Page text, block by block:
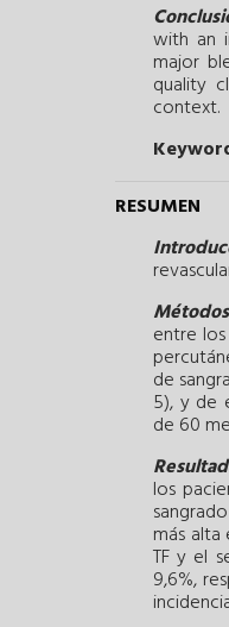
with an
major
quality
context.
RESUMEN
entre
de
5), y de
de 60
los
más alta
TF y el
9,6%,